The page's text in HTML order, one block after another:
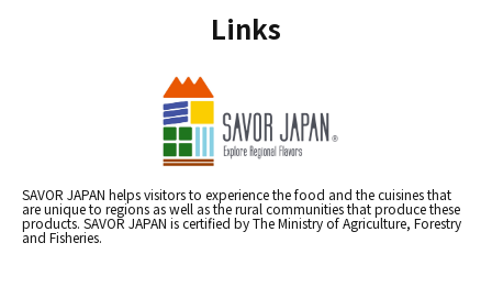
Links
SAVOR JAPAN helps visitors to experience the food and the cuisines that
are unique to regions as well as the rural communities that produce these
products. SAVOR JAPAN is certified by The Ministry of Agriculture, Forestry
and Fisheries.